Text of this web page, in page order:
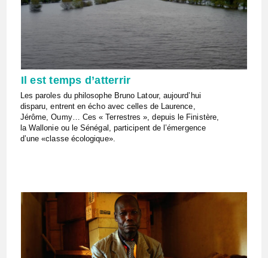
Il est temps d’atterrir
Les paroles du philosophe Bruno Latour, aujourd’hui
disparu, entrent en écho avec celles de Laurence,
Jérôme, Oumy… Ces « Terrestres », depuis le Finistère,
la Wallonie ou le Sénégal, participent de l’émergence
d’une «classe écologique».